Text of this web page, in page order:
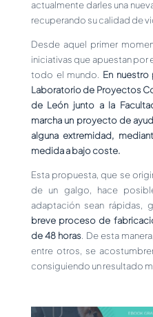
actualmente darles una
recuperando su calidad de
Desde aquel primer
iniciativas que apuestan por
todo el mundo. En
Laboratorio de Proyectos
de León junto a la
marcha un proyecto de
alguna extremidad,
medida a bajo coste.
Esta propuesta, que se
de un galgo, hace
adaptación sean rápidas,
breve proceso de
de 48 horas. De esta
entre otros, se
consiguiendo un resultado